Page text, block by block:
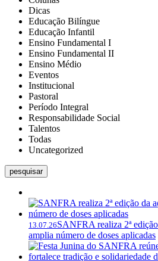
Dicas
Educação Bilíngue
Educação Infantil
Ensino Fundamental I
Ensino Fundamental II
Ensino Médio
Eventos
Institucional
Pastoral
Período Integral
Responsabilidade Social
Talentos
Todas
Uncategorized
pesquisar
13.07.26SANFRA realiza 2ª
amplia número de doses aplicadas